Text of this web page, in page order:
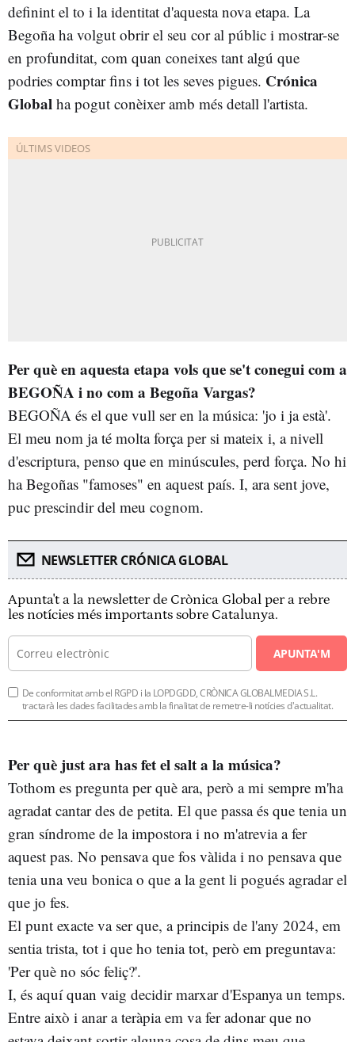
definint el to i la identitat d'aquesta nova etapa. La
Begoña ha volgut obrir el seu cor al públic i mostrar-se
en profunditat, com quan coneixes tant algú que
podries comptar fins i tot les seves pigues. Crónica
Global ha pogut conèixer amb més detall l'artista.
Per què en aquesta etapa vols que se't conegui com a
BEGOÑA i no com a Begoña Vargas?
BEGOÑA és el que vull ser en la música: 'jo i ja està'.
El meu nom ja té molta força per si mateix i, a nivell
d'escriptura, penso que en minúscules, perd força. No hi
ha Begoñas "famoses" en aquest país. I, ara sent jove,
puc prescindir del meu cognom.
NEWSLETTER CRÓNICA GLOBAL
Apunta't a la newsletter de Crònica Global per a rebre
les notícies més importants sobre Catalunya.
APUNTA'M
De conformitat amb el RGPD i la LOPDGDD, CRÒNICA GLOBALMEDIA S.L.
tractarà les dades facilitades amb la finalitat de remetre-li notícies d'actualitat.
Per què just ara has fet el salt a la música?
Tothom es pregunta per què ara, però a mi sempre m'ha
agradat cantar des de petita. El que passa és que tenia un
gran síndrome de la impostora i no m'atrevia a fer
aquest pas. No pensava que fos vàlida i no pensava que
tenia una veu bonica o que a la gent li pogués agradar el
que jo fes.
El punt exacte va ser que, a principis de l'any 2024, em
sentia trista, tot i que ho tenia tot, però em preguntava:
'Per què no sóc feliç?'.
I, és aquí quan vaig decidir marxar d'Espanya un temps.
Entre això i anar a teràpia em va fer adonar que no